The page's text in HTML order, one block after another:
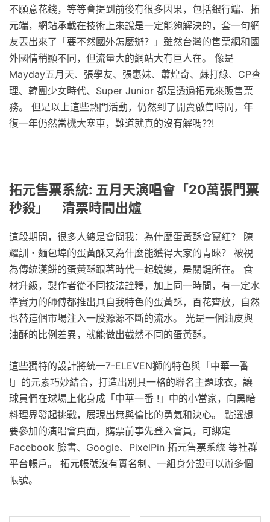
不願意花錢，等等會提到前後有很多因果，包括銀行端、拓
元端，網站承載在技術上來說是一定能夠解決的，套一句網
友丟出來了「要不然國外怎麼辦？」雖然台灣的售票網和國
外國情稍顯不同，但流量大的網站大有巨人在。 像是
Mayday五月天、張學友、張惠妹、蕭煌奇、蘇打綠、CP查
理、韓團少女時代、Super Junior 都是透過拓元來販售票
務。 但是以上這些熱門活動，仍然到了開賣啟售時間，年
復一年仍然當機大塞車，難道就真的沒有解嗎??!
拓元售票系統: 五月天演唱會「20萬張門票
秒殺」 清票時間出爐
這段期間，很多人總是會問我：為什麼蛋黃酥會竄紅？ 陳
耀訓・麵包埠的蛋黃酥又為什麼能獲得大家的青睞？ 被視
為傳統漢餅的蛋黃酥跟著時代一起蛻變，是關鍵所在。 食
材升級，製作者從不同技法詮釋，加上同一時間，有一定水
準實力的師傅都推出具自我特色的蛋黃酥，百花齊放，自然
也替這個市場注入一股源源不斷的流水。 光是一個油皮與
油酥的比例差異，就能做出截然不同的蛋黃酥。
這些獨特的設計將統一7-ELEVEN獅的特色與「中華一番
!」的元素巧妙結合，打造出別具一格的聯名主題球衣，讓
球員們在球場上化身成「中華一番 !」中的小當家，向黑暗
料理界發起挑戰，展現出無與倫比的勇氣和決心。 點選想
要參加的演唱會頁面，購票前事先登入會員，可綁定
Facebook 臉書、Google、PixelPin 拓元售票系統 等社群
平台帳戶。 拓元帳號沒有實名制、一組身分證可以辦多個
帳號。